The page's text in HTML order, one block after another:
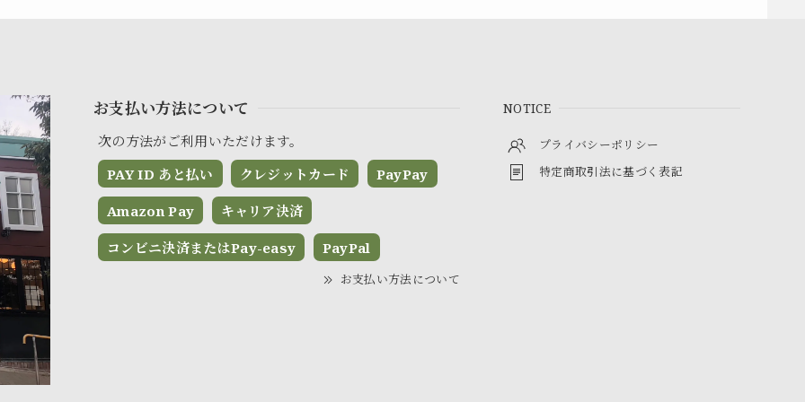
お支払い方法について
次の方法がご利用いただけます。
PAY ID あと払い
クレジットカード PayPay
Amazon Pay キャリア決済
コンビニ決済またはPay-easy PayPal
お支払い方法について
NOTICE
プライバシーポリシー
特定商取引法に基づく表記